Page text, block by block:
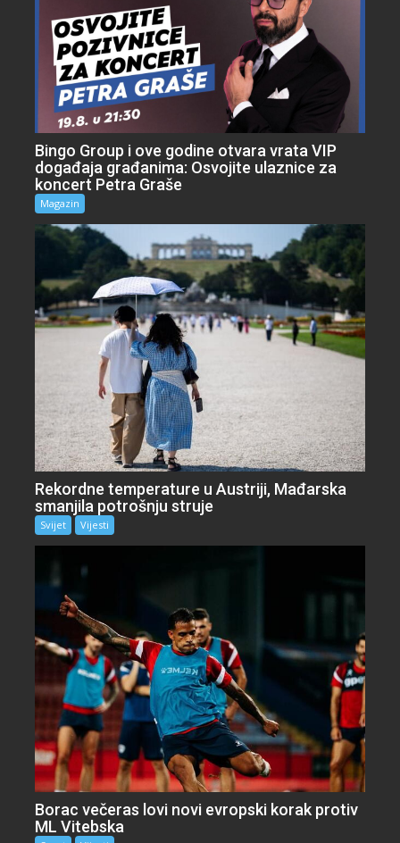
Bingo Group i ove godine otvara vrata VIP
događaja građanima: Osvojite ulaznice za
koncert Petra Graše
Magazin
Rekordne temperature u Austriji, Mađarska
smanjila potrošnju struje
Svijet Vijesti
Borac večeras lovi novi evropski korak protiv
ML Vitebska